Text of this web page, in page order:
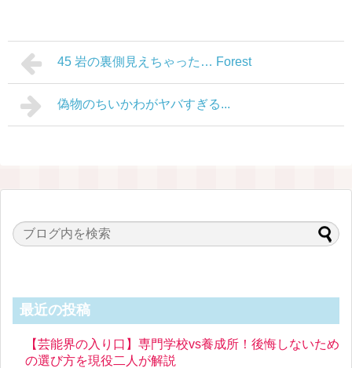
45 岩の裏側見えちゃった… Forest
偽物のちいかわがヤバすぎる...
最近の投稿
【芸能界の入り口】専門学校vs養成所！後悔しないため
の選び方を現役二人が解説